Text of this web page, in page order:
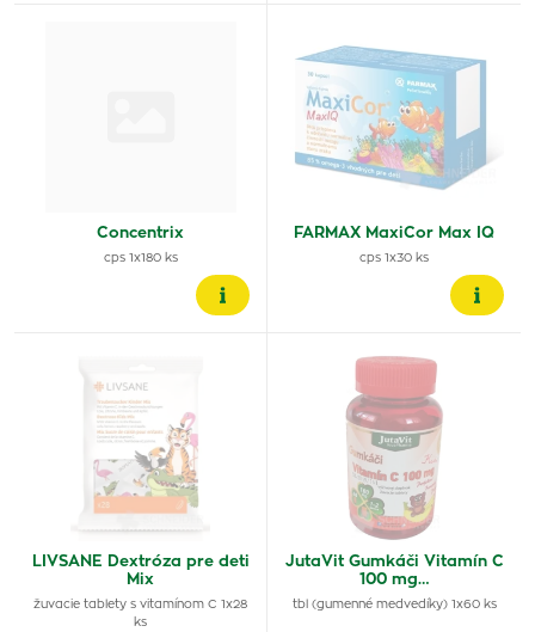
Concentrix
cps 1x180 ks
FARMAX MaxiCor Max IQ
cps 1x30 ks
LIVSANE Dextróza pre deti
Mix
žuvacie tablety s vitamínom C 1x28
ks
JutaVit Gumkáči Vitamín C
100 mg…
tbl (gumenné medvedíky) 1x60 ks